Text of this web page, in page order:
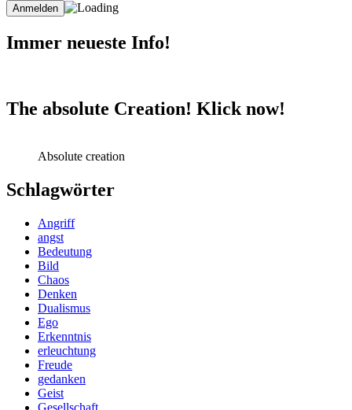
Immer neueste Info!
The absolute Creation! Klick now!
Absolute creation
Schlagwörter
Angriff
angst
Bedeutung
Bild
Chaos
Denken
Dualismus
Ego
Erkenntnis
erleuchtung
Freude
gedanken
Geist